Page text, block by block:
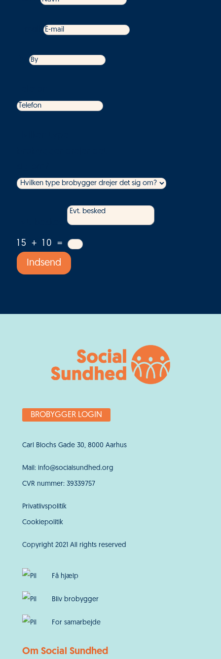
15 + 10 =
Indsend
BROBYGGER LOGIN
Carl Blochs Gade 30, 8000 Aarhus
Mail: info@socialsundhed.org
CVR nummer: 39339757
Privatlivspolitik
Cookiepolitik
Copyright 2021 All rights reserved
Få hjælp
Bliv brobygger
For samarbejde
Om Social Sundhed